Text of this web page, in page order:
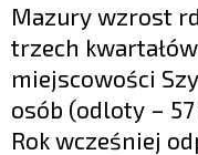
Mazury wzrost
trzech
miejscowości
osób (odloty –
Rok wcześniej